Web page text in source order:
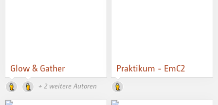
Glow & Gather
+ 2 weitere Autoren
Praktikum - EmC2